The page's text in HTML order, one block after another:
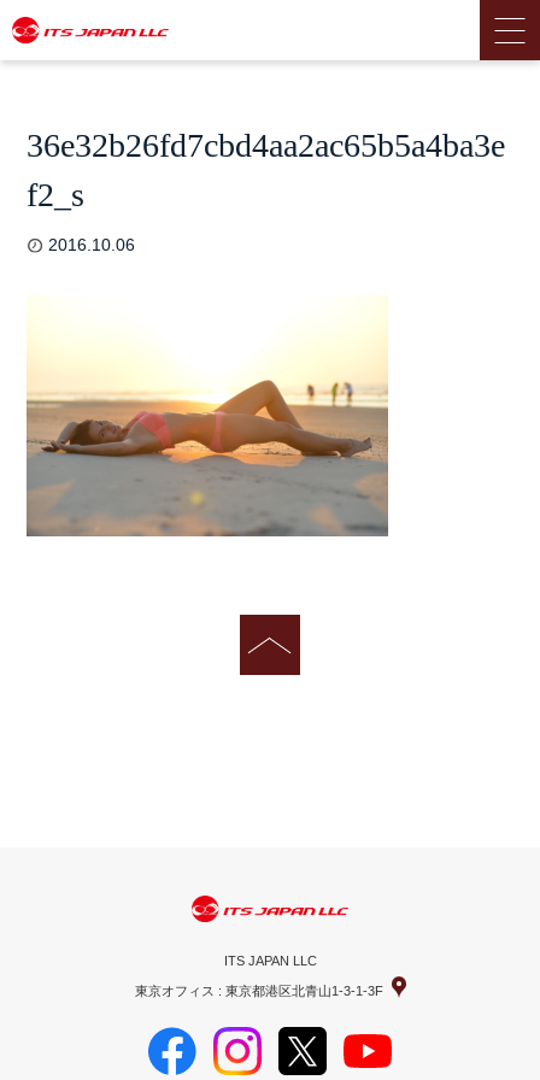
36e32b26fd7cbd4aa2ac65b5a4ba3e
f2_s
2016.10.06
ITS JAPAN LLC
東京オフィス : 東京都港区北青山1-3-1-3F